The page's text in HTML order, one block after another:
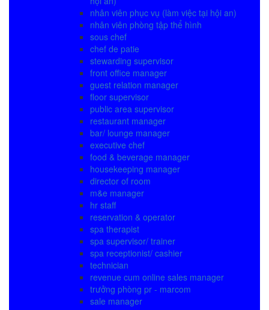
nhân viên phục vụ (làm việc tại hội an)
nhân viên phòng tập thể hình
sous chef
chef de patie
stewarding supervisor
front office manager
guest relation manager
floor supervisor
public area supervisor
restaurant manager
bar/ lounge manager
executive chef
food & beverage manager
housekeeping manager
director of room
m&e manager
hr staff
reservation & operator
spa therapist
spa supervisor/ trainer
spa receptionist/ cashier
technician
revenue cum online sales manager
trưởng phòng pr - marcom
sale manager